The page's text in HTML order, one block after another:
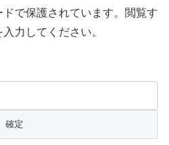
で保護されています。閲覧す
力してください。